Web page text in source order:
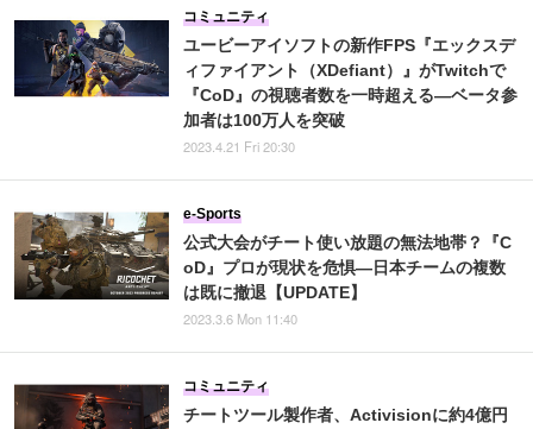
ユービーアイソフトの新作FPS『エックスデ
ィファイアント（XDefiant）』がTwitchで
『CoD』の視聴者数を一時超える―ベータ参
加者は100万人を突破
コミュニティ
2023.4.21 Fri 20:30
公式大会がチート使い放題の無法地帯？『C
oD』プロが現状を危惧―日本チームの複数
は既に撤退【UPDATE】
e-Sports
2023.3.6 Mon 11:40
チートツール製作者、Activisionに約4億円
コミュニティ